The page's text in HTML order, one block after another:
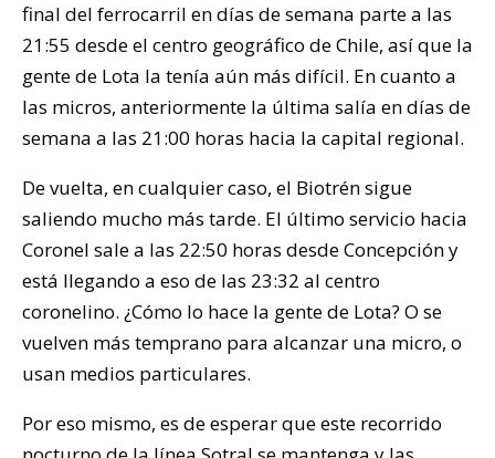
final del ferrocarril en días de semana parte a las
21:55 desde el centro geográfico de Chile, así que la
gente de Lota la tenía aún más difícil. En cuanto a
las micros, anteriormente la última salía en días de
semana a las 21:00 horas hacia la capital regional.
De vuelta, en cualquier caso, el Biotrén sigue
saliendo mucho más tarde. El último servicio hacia
Coronel sale a las 22:50 horas desde Concepción y
está llegando a eso de las 23:32 al centro
coronelino. ¿Cómo lo hace la gente de Lota? O se
vuelven más temprano para alcanzar una micro, o
usan medios particulares.
Por eso mismo, es de esperar que este recorrido